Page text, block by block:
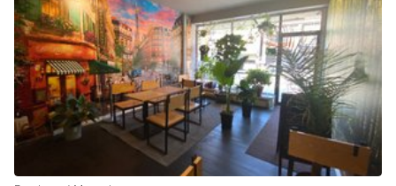
Restaurant / Bar / Café
Rooftop
Salle
Salle de Conférence
Salle de Réunion